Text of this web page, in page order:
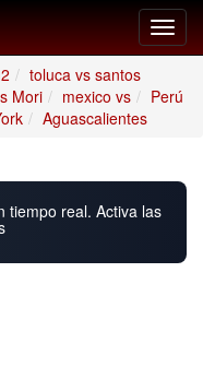
toluca vs santos
Mori mexico vs
Perú
Aguascalientes
tiempo real. Activa las